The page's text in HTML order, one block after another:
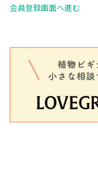
会員登録画面へ進む